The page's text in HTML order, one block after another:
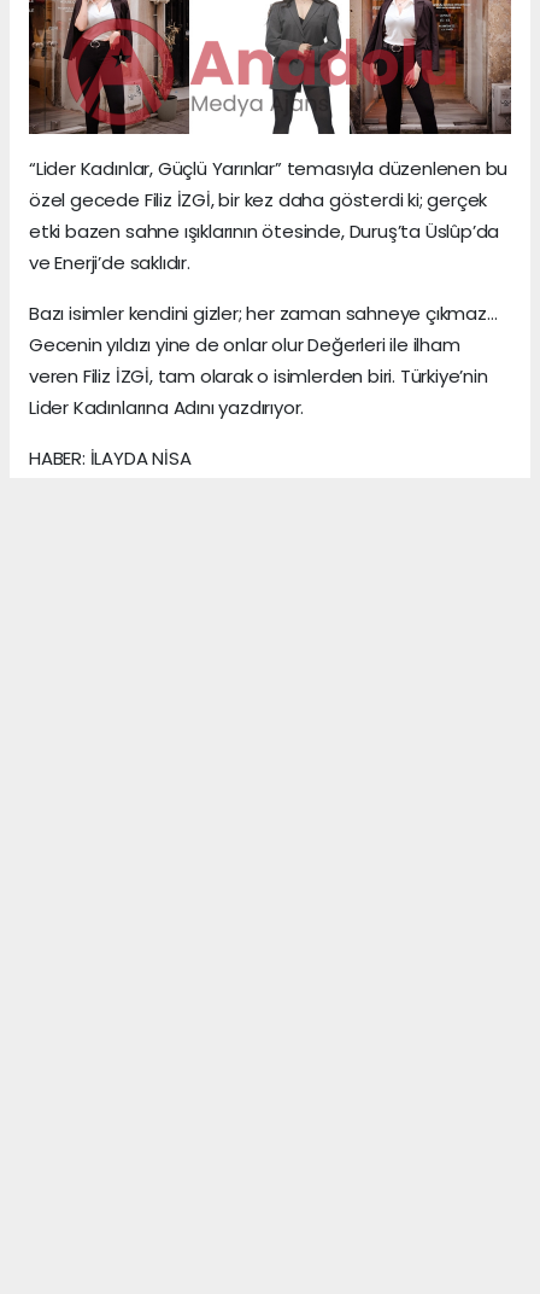
“Lider Kadınlar, Güçlü Yarınlar” temasıyla düzenlenen bu
özel gecede Filiz İZGİ, bir kez daha gösterdi ki; gerçek
etki bazen sahne ışıklarının ötesinde, Duruş’ta Üslûp’da
ve Enerji’de saklıdır.
Bazı isimler kendini gizler; her zaman sahneye çıkmaz…
Gecenin yıldızı yine de onlar olur Değerleri ile ilham
veren Filiz İZGİ, tam olarak o isimlerden biri. Türkiye’nin
Lider Kadınlarına Adını yazdırıyor.
HABER: İLAYDA NİSA